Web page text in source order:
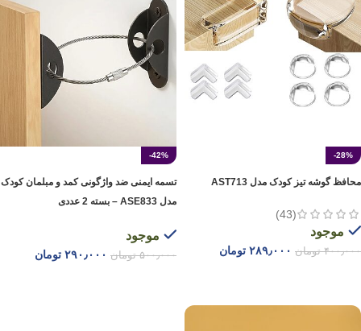
-28%
محافظ گوشه تیز کودک مدل AST713
(43)
موجود
۴۰۰٫۰۰۰ تومان ۲۸۹٫۰۰۰ تومان
-42%
تسمه ایمنی ضد واژگونی کمد و مبلمان کودک
مدل ASE833 – بسته 2 عددی
موجود
۵۰۰٫۰۰۰ تومان ۲۹۰٫۰۰۰ تومان